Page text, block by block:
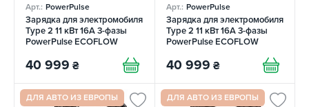
Арт.: PowerPulse
Зарядка для электромобиля
Type 2 11 кВт 16А 3-фазы
PowerPulse ECOFLOW
40 999 ₴
Арт.: PowerPulse
Зарядка для электромобиля
Type 2 11 кВт 16А 3-фазы
PowerPulse ECOFLOW
40 999 ₴
ДЛЯ АВТО ИЗ ЕВРОПЫ ДЛЯ АВТО ИЗ ЕВРОПЫ